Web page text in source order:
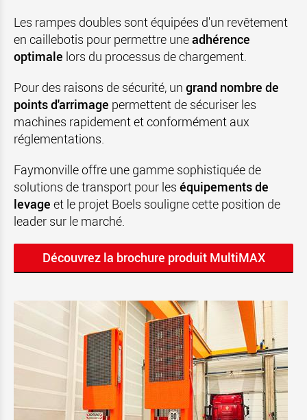
Les rampes doubles sont équipées d'un revêtement
en caillebotis pour permettre uneadhérence
optimale lors du processus de chargement.
Pour des raisons de sécurité, un grand nombre de
points d'arrimage permettent de sécuriser les
machines rapidement et conformément aux
réglementations.
Faymonville offre une gamme sophistiquée de
solutions de transport pour les équipements de
levage et le projet Boels souligne cette position de
leader sur le marché.
Découvrez la brochure produit MultiMAX